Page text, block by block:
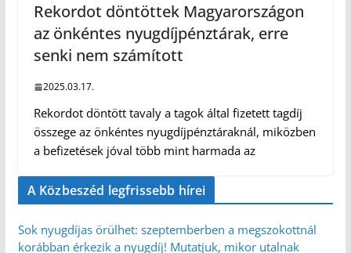
Rekordot döntöttek Magyarországon
az önkéntes nyugdíjpénztárak, erre
senki nem számított
2025.03.17.
Rekordot döntött tavaly a tagok által fizetett tagdíj
összege az önkéntes nyugdíjpénztáraknál, miközben
a befizetések jóval több mint harmada az
A Közbeszéd legfrissebb hírei
Sok nyugdíjas örülhet: szeptemberben a megszokottnál
korábban érkezik a nyugdíj! Mutatjuk, mikor utalnak